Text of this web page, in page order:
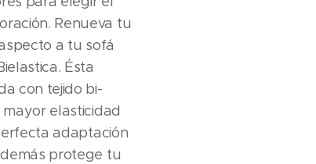
Renueva tu
a tu sofá
Ésta
con tejido bi-
elasticidad
adaptación
protege tu